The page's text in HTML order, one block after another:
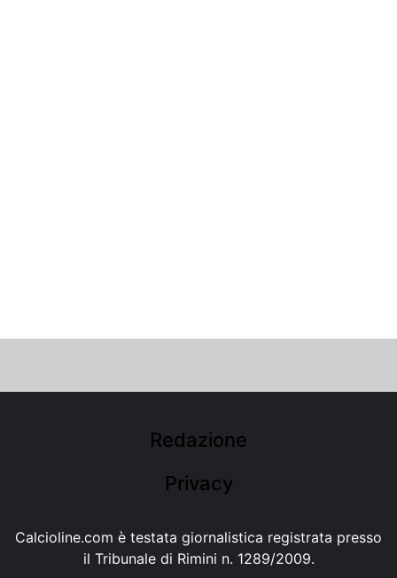
Redazione
Privacy
Calcioline.com è testata giornalistica registrata presso
il Tribunale di Rimini n. 1289/2009.